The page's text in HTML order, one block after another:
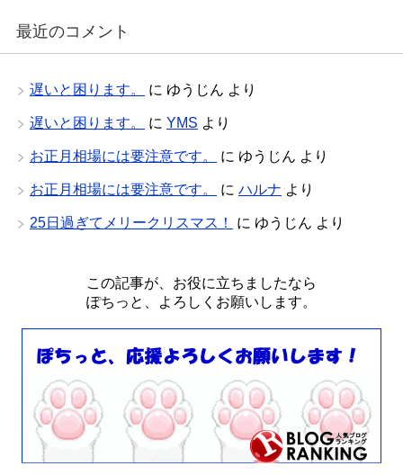
最近のコメント
遅いと困ります。 に ゆうじん より
遅いと困ります。 に YMS より
お正月相場には要注意です。 に ゆうじん より
お正月相場には要注意です。 に ハルナ より
25日過ぎてメリークリスマス！ に ゆうじん より
この記事が、お役に立ちましたなら
ぽちっと、よろしくお願いします。